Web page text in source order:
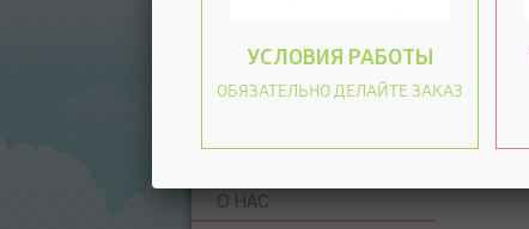
О НАС
УСЛОВИЯ РАБОТЫ
ОБЯЗАТЕЛЬНО ДЕЛАЙТЕ ЗАКАЗ